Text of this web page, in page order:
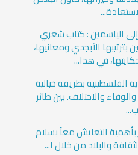
الياسمين : كتاب شعري
الأبجدي ومعانيها،
في هذا...
الفلسطينية بطريقة خيالية
والاختلاف. بين طائر
التعايش معاً بسلام
والبلاد من خلال ا...